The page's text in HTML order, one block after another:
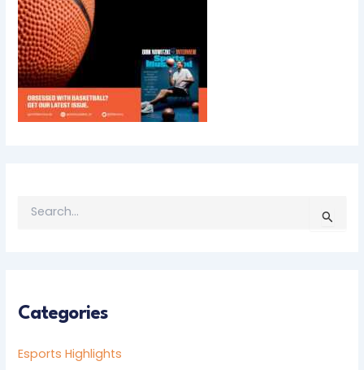
FCategories
Esports Highlights